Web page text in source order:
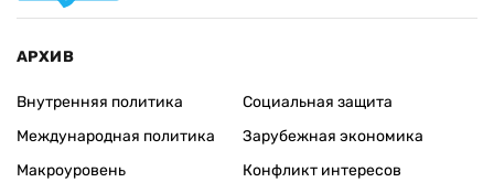
АРХИВ
Внутренняя политика
Международная политика
Макроуровень
Социальная защита
Зарубежная экономика
Конфликт интересов